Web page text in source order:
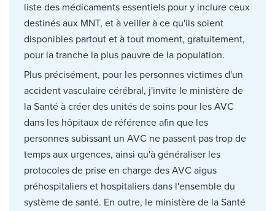
liste des médicaments essentiels pour y inclure ceux
destinés aux MNT, et à veiller à ce qu'ils soient
disponibles partout et à tout moment, gratuitement,
pour la tranche la plus pauvre de la population.
Plus précisément, pour les personnes victimes d'un
accident vasculaire cérébral, j'invite le ministère de
la Santé à créer des unités de soins pour les AVC
dans les hôpitaux de référence afin que les
personnes subissant un AVC ne passent pas trop de
temps aux urgences, ainsi qu'à généraliser les
protocoles de prise en charge des AVC aigus
préhospitaliers et hospitaliers dans l'ensemble du
système de santé. En outre, le ministère de la Santé